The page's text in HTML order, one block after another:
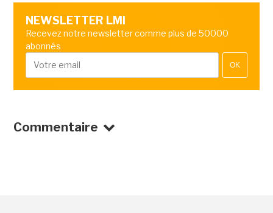
NEWSLETTER LMI
Recevez notre newsletter comme plus de 50000
abonnés
OK
Commentaire